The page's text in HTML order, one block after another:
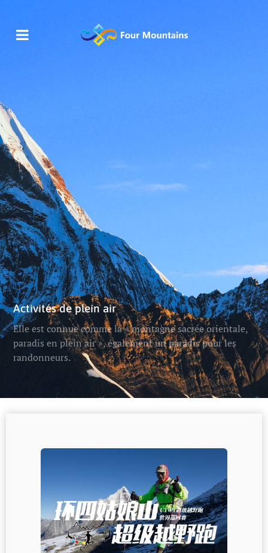
Activités de plein air
Elle est connue comme la « montagne sacrée orientale,
paradis en plein air », également un paradis pour les
randonneurs.